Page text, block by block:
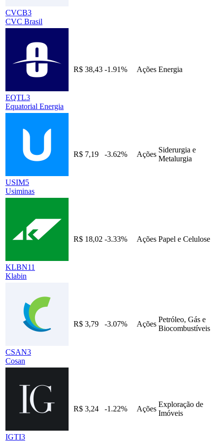
CVCB3
CVC Brasil
EQTL3
Equatorial Energia
R$ 38,43 -1.91% Ações Energia
USIM5
Usiminas
R$ 7,19 -3.62% Ações
Siderurgia e
Metalurgia
KLBN11
Klabin
R$ 18,02 -3.33% Ações Papel e Celulose
CSAN3
Cosan
R$ 3,79 -3.07% Ações
Petróleo, Gás e
Biocombustíveis
IGTI3
R$ 3,24 -1.22% Ações
Exploração de
Imóveis